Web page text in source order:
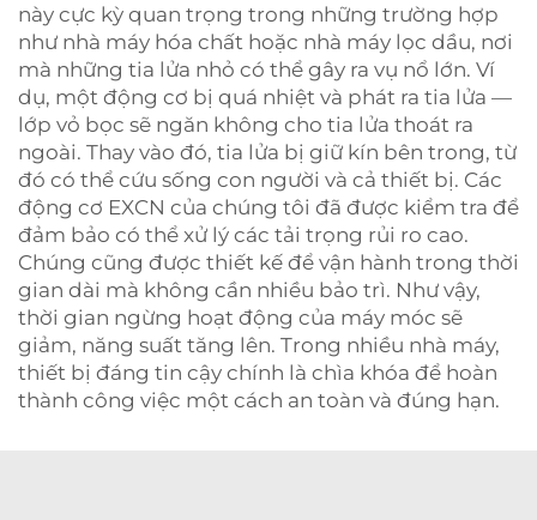
này cực kỳ quan trọng trong những trường hợp
như nhà máy hóa chất hoặc nhà máy lọc dầu, nơi
mà những tia lửa nhỏ có thể gây ra vụ nổ lớn. Ví
dụ, một động cơ bị quá nhiệt và phát ra tia lửa —
lớp vỏ bọc sẽ ngăn không cho tia lửa thoát ra
ngoài. Thay vào đó, tia lửa bị giữ kín bên trong, từ
đó có thể cứu sống con người và cả thiết bị. Các
động cơ EXCN của chúng tôi đã được kiểm tra để
đảm bảo có thể xử lý các tải trọng rủi ro cao.
Chúng cũng được thiết kế để vận hành trong thời
gian dài mà không cần nhiều bảo trì. Như vậy,
thời gian ngừng hoạt động của máy móc sẽ
giảm, năng suất tăng lên. Trong nhiều nhà máy,
thiết bị đáng tin cậy chính là chìa khóa để hoàn
thành công việc một cách an toàn và đúng hạn.